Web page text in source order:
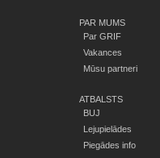
PAR MUMS
Par GRIF
Vakances
Mūsu partneri
ATBALSTS
BUJ
Lejupielādes
Piegādes info